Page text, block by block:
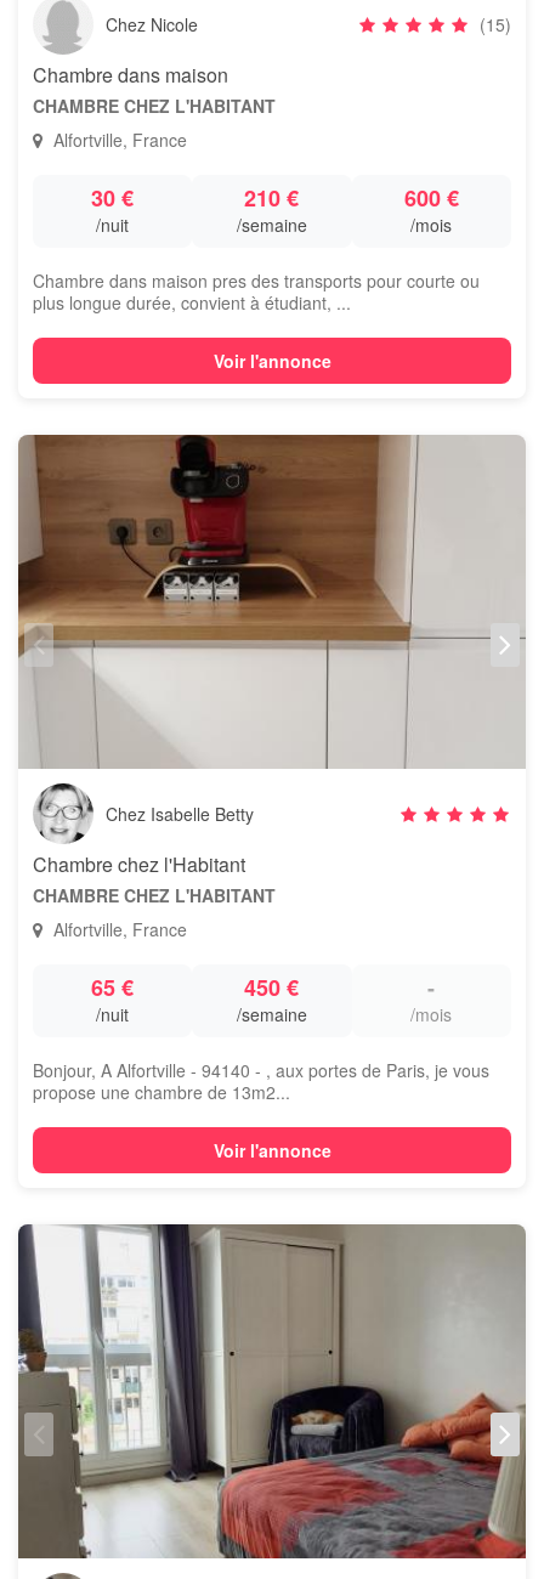
Chez Nicole (15)
Chambre dans maison
CHAMBRE CHEZ L'HABITANT
Alfortville, France
30 €
/nuit
210 €
/semaine
600 €
/mois
Chambre dans maison pres des transports pour courte ou
plus longue durée, convient à étudiant, ...
Voir l'annonce
Chez Isabelle Betty
Chambre chez l'Habitant
CHAMBRE CHEZ L'HABITANT
Alfortville, France
65 €
/nuit
450 €
/semaine
-
/mois
Bonjour, A Alfortville - 94140 - , aux portes de Paris, je vous
propose une chambre de 13m2...
Voir l'annonce